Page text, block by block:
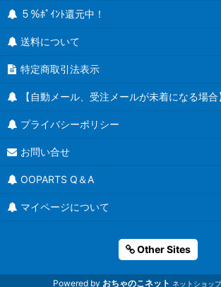
５％ﾎﾟｲﾝﾄ還元中！
送料について
特定商取引法表示
【自動メール、受注メールが未着になる場合
プライバシーポリシー
お問い合せ
OOPARTS Q＆A
マイページについて
Other Sites
Powered by おちゃのこネット ネットショッ